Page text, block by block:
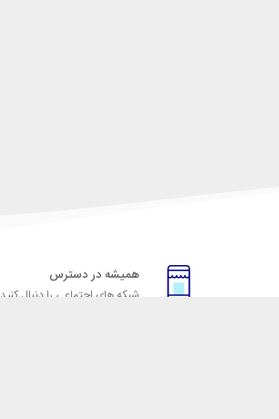
همیشه در دسترس
شبکه های اجتماعی را دنبال کنید